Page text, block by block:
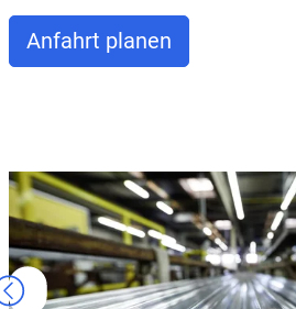
Anfahrt planen